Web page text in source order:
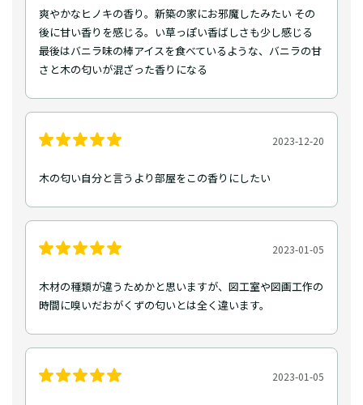
爽やかなヒノキの香り。新築の家にお邪魔したみたい その
後に甘い香りを感じる。い草っぽい香ばしさも少し感じる
最後はバニラ味の棒アイスを食べているような、バニラの甘
さと木の匂いが混ざった香りになる
2023-12-20
木の匂い自分と言うより部屋をこの香りにしたい
2023-01-05
木材の種類が違うためかと思いますが、図工室や図画工作の
時間に嗅いだおがくずの匂いとは全く違います。
2023-01-05